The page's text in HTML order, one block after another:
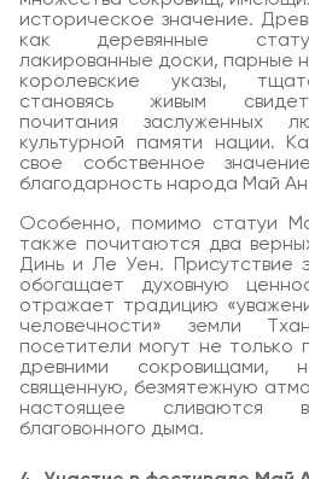
историческое значение.
как деревянные
лакированные доски, парные
королевские указы,
становясь живым
почитания заслуженных
культурной памяти нации.
свое собственное
благодарность народа Май Ан
Особенно, помимо статуи
также почитаются два
Динь и Ле Уен. Присутствие
обогащает духовную
отражает традицию
человечности» земли
посетители могут не только
древними сокровищами,
священную, безмятежную
настоящее
благовонного дыма.